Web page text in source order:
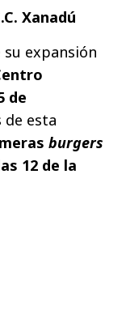
Xanadú
su expansión
de
de esta
burgers
12 de la